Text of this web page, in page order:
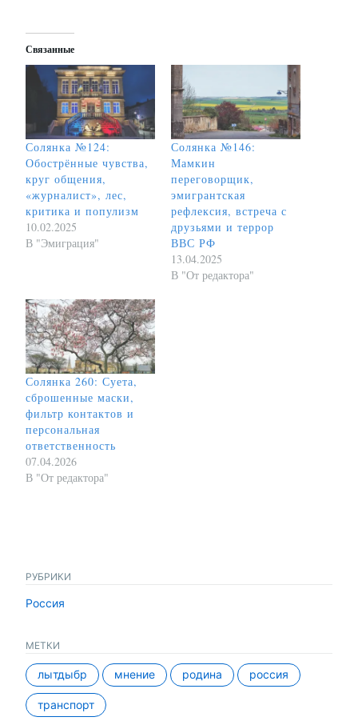
Связанные
Солянка №124:
Обострённые чувства,
круг общения,
«журналист», лес,
критика и популизм
10.02.2025
В "Эмиграция"
Солянка №146:
Мамкин
переговорщик,
эмигрантская
рефлексия, встреча с
друзьями и террор
ВВС РФ
13.04.2025
В "От редактора"
Солянка 260: Суета,
сброшенные маски,
фильтр контактов и
персональная
ответственность
07.04.2026
В "От редактора"
РУБРИКИ
Россия
МЕТКИ
лытдыбр мнение родина россия
транспорт